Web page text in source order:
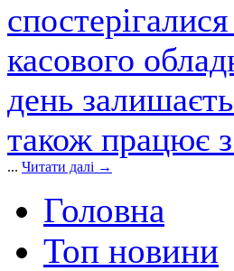
касового
день
також працює
... Читати далі →
Головна
Топ новини